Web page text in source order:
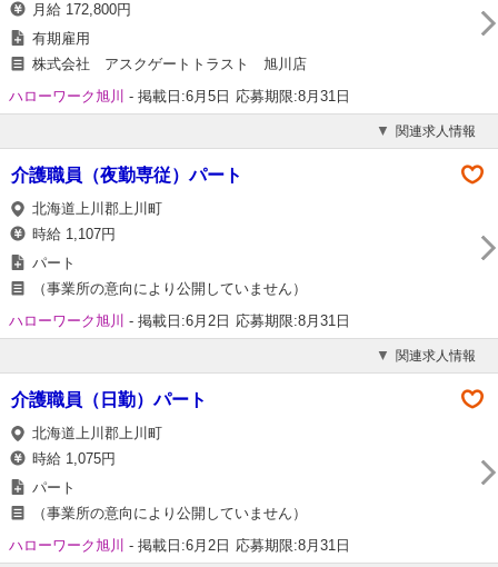
月給 172,800円
有期雇用
株式会社 アスクゲートトラスト 旭川店
ハローワーク旭川 - 掲載日:6月5日 応募期限:8月31日
関連求人情報
介護職員（夜勤専従）パート
北海道上川郡上川町
時給 1,107円
パート
（事業所の意向により公開していません）
ハローワーク旭川 - 掲載日:6月2日 応募期限:8月31日
関連求人情報
介護職員（日勤）パート
北海道上川郡上川町
時給 1,075円
パート
（事業所の意向により公開していません）
ハローワーク旭川 - 掲載日:6月2日 応募期限:8月31日